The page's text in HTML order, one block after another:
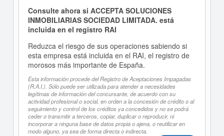
Consulte ahora si ACCEPTA SOLUCIONES
INMOBILIARIAS SOCIEDAD LIMITADA. está
incluida en el registro RAI
Reduzca el riesgo de sus operaciones sabiendo si
esta empresa está incluida en el RAI, el registro de
morosos más importante de España.
Esta información procede del Registro de Aceptaciones Impagadas
(R.A.I.). Sólo puede ser utilizada para atender a necesidades
legítimas de información del concursante, de acuerdo con su
actividad profesional o social, en orden a la concesión de crédito o al
seguimiento y control de los créditos ya concedidos y no se podrá
ceder o transmitir a terceros, copiar, duplicar o reproducir, ni
incorporar a ninguna base de datos propia o ajena, o reutilizar en
modo alguno, ya sea de forma directa o indirecta.